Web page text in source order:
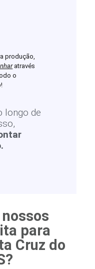
produção,
através
o
longo de
para
Cruz do